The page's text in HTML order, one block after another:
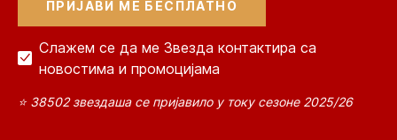
Слажем се да ме Звезда контактира са
новостима и промоцијама
⭐ 38502 звездаша се пријавило у току сезоне 2025/26